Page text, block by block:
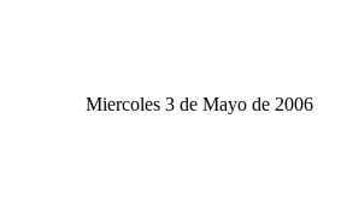
Miercoles 3 de Mayo de 2006